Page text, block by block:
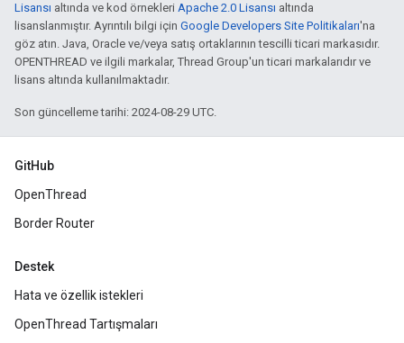
Lisansı altında ve kod örnekleri Apache 2.0 Lisansı altında
lisanslanmıştır. Ayrıntılı bilgi için Google Developers Site Politikaları'na
göz atın. Java, Oracle ve/veya satış ortaklarının tescilli ticari markasıdır.
OPENTHREAD ve ilgili markalar, Thread Group'un ticari markalarıdır ve
lisans altında kullanılmaktadır.
Son güncelleme tarihi: 2024-08-29 UTC.
GitHub
OpenThread
Border Router
Destek
Hata ve özellik istekleri
OpenThread Tartışmaları